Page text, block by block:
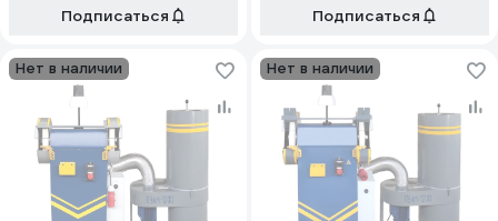
Подписаться
Подписаться
Нет в наличии Нет в наличии